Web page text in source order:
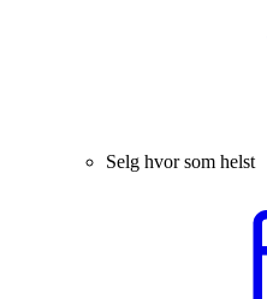
Selg hvor som helst